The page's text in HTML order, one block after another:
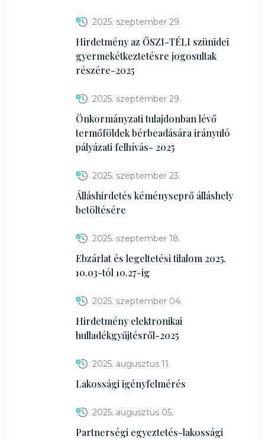
2025. szeptember 29.
Hirdetmény az ŐSZI-TÉLI szünidei
gyermekétkeztetésre jogosultak
részére-2025
2025. szeptember 29.
Önkormányzati tulajdonban lévő
termőföldek bérbeadására irányuló
pályázati felhívás- 2025
2025. szeptember 23.
Álláshirdetés kéményseprő álláshely
betöltésére
2025. szeptember 18.
Ebzárlat és legeltetési tilalom 2025.
10.03-tól 10.27-ig
2025. szeptember 04.
Hirdetmény elektronikai
hulladékgyűjtésről-2025
2025. augusztus 11.
Lakossági igényfelmérés
2025. augusztus 05.
Partnerségi egyeztetés-lakossági